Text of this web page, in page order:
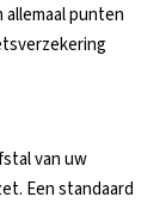
punten
van uw
Een standaard